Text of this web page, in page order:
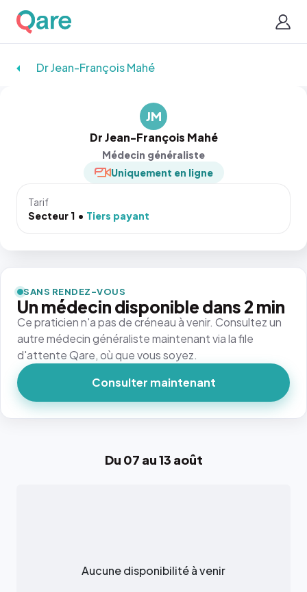
Dr Jean-François Mahé
JM
Dr Jean-François Mahé
Médecin généraliste
Uniquement en ligne
Tarif
Secteur 1
Tiers payant
Du 07 au 13 août
Aucune disponibilité à venir
SANS RENDEZ-VOUS
Un médecin disponible dans 2 min
Ce praticien n'a pas de créneau à venir. Consultez un
autre médecin généraliste maintenant via la file
d'attente Qare, où que vous soyez.
Consulter maintenant